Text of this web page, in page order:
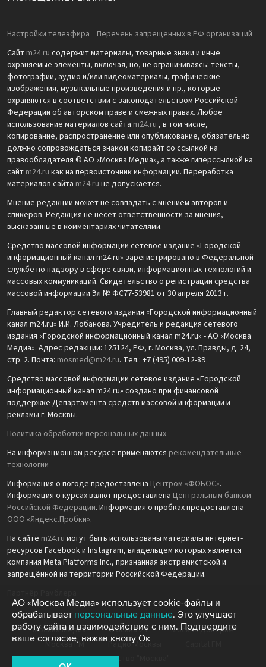
Настройки телеэфира
Перечень запрещенных в РФ организаций
Сайт m24.ru содержит материалы, товарные знаки и иные
охраняемые элементы, включая, но, не ограничиваясь: тексты,
фотографии, аудио и/или видеоматериалы, графические
изображения, музыкальные произведения и пр., которые
охраняются в соответствии с законодательством Российской
Федерации об авторском праве и смежных правах. Любое
использование материалов сайта m24.ru , в том числе,
копирование, распространение или опубликование, обязательно
должно сопровождаться знаком копирайт со ссылкой на
правообладателя © АО «Москва Медиа», а также гиперссылкой на
сайт m24.ru как на первоисточник информации. Переработка
материалов сайта m24.ru не допускается.
Мнение редакции может не совпадать с мнением авторов и
спикеров. Редакция не несет ответственности за мнения,
высказанные в комментариях читателями.
Средство массовой информации сетевое издание «Городской
информационный канал m24.ru» зарегистрировано в Федеральной
службе по надзору в сфере связи, информационных технологий и
массовых коммуникаций. Свидетельство о регистрации средства
массовой информации Эл № ФС77-53981 от 30 апреля 2013 г.
Главный редактор сетевого издания «Городской информационный
канал m24.ru» И.И. Лобанова. Учредитель и редакция сетевого
издания «Городской информационный канал m24.ru» - АО «Москва
Медиа». Адрес редакции: 125124, РФ, г. Москва, ул. Правды, д. 24,
стр. 2. Почта: mosmed@m24.ru. Тел.: +7 (495) 009-12-89
Средство массовой информации сетевое издание «Городской
информационный канал m24.ru» создано при финансовой
поддержке Департамента средств массовой информации и
рекламы г. Москвы.
Политика обработки персональных данных
На информационном ресурсе применяются рекомендательные
технологии
Информация о погоде предоставлена Центром «ФОБОС».
Информация о курсах валют предоставлена Центральным банком
Российской Федерации. Информация о пробках предоставлена
ООО «Яндекс.Пробки».
На сайте m24.ru могут быть использованы материалы интернет-
ресурсов Facebook и Instagram, владельцем которых является
компания Meta Platforms Inc., признанная экстремистской и
запрещённой на территории Российской Федерации.
Москва Медиа Москва 24
Москва Доверие
Москва FM
Радио Москвы
Агентство "Москва"
АО «Москва Медиа» использует cookie-файлы и
обрабатывает персональные данные. Это улучшает
работу сайта и взаимодействие с ним. Подтвердите
ваше согласие, нажав кнопу Ок